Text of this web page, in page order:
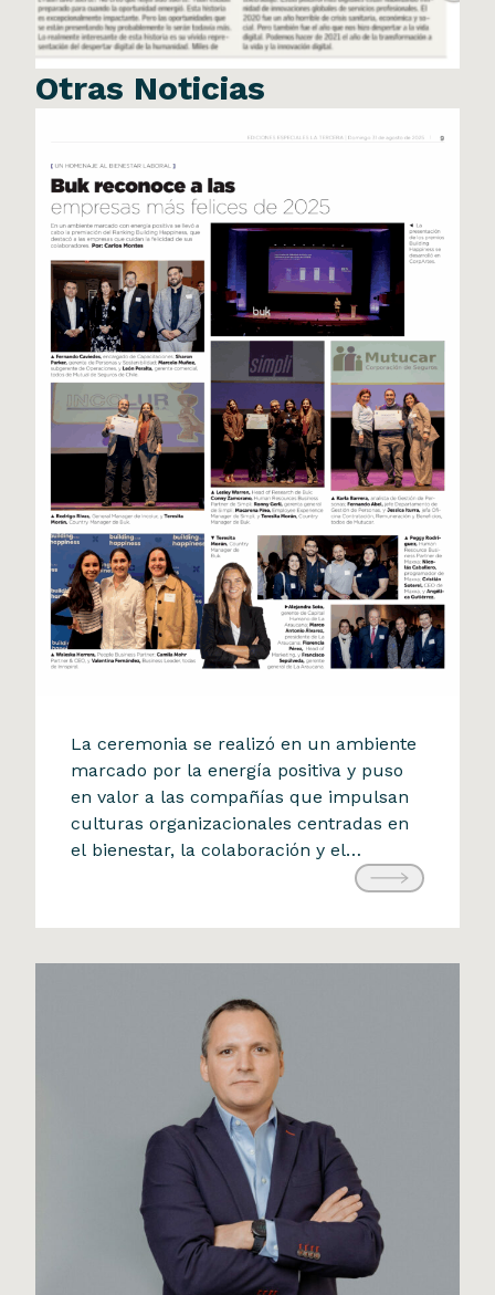
Otras Noticias
Reconocimiento BUK
Fuimos reconocidos en el
Ranking Building Happiness
2025 de Buk
31 de agosto de 2025
La ceremonia se realizó en un ambiente
marcado por la energía positiva y puso
en valor a las compañías que impulsan
culturas organizacionales centradas en
el bienestar, la colaboración y el
compromiso con construir un entorno